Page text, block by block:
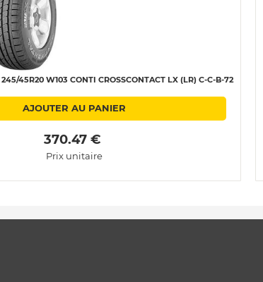
45R20 W103 CONTI CROSSCONTACT LX (LR) C-C-B-72
AJOUTER AU PANIER
370.47 €
Prix unitaire